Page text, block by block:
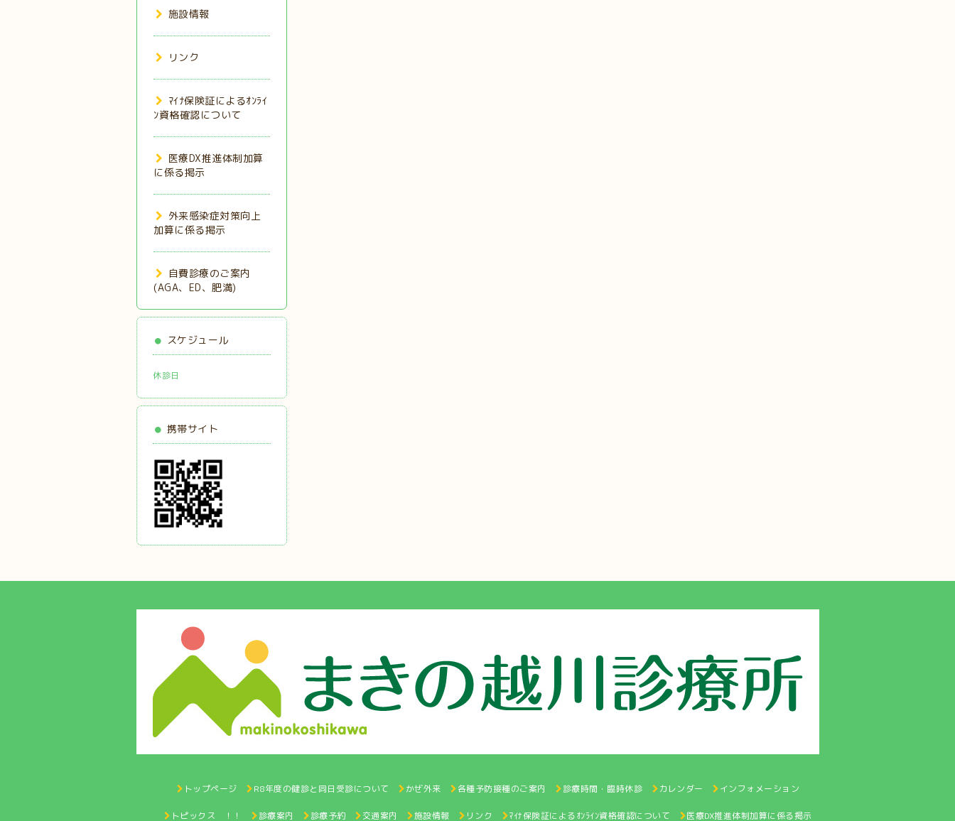
施設情報
リンク
ﾏｲﾅ保険証によるｵﾝﾗｲ
ﾝ資格確認について
医療DX推進体制加算
に係る掲示
外来感染症対策向上
加算に係る掲示
自費診療のご案内
(AGA、ED、肥満)
スケジュール
休診日
携帯サイト
トップページ R8年度の健診と同日受診について かぜ外来 各種予防接種のご案内 診療時間・臨時休診 カレンダー インフォメーション
トピックス ！！ 診療案内 診療予約 交通案内 施設情報 リンク ﾏｲﾅ保険証によるｵﾝﾗｲﾝ資格確認について 医療DX推進体制加算に係る掲示